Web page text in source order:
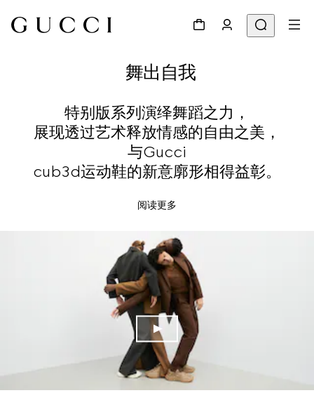
舞出自我
特别版系列演绎舞蹈之力，
展现透过艺术释放情感的自由之美，
与Gucci
cub3d运动鞋的新意廓形相得益彰。
阅读更多